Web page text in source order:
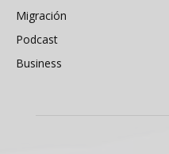
Migración
Podcast
Business